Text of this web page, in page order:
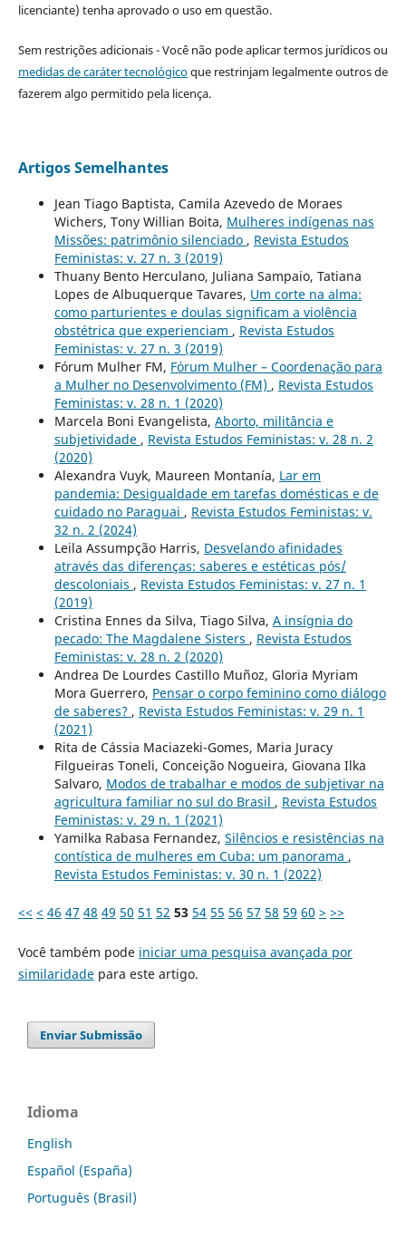
licenciante) tenha aprovado o uso em questão.
Sem restrições adicionais - Você não pode aplicar termos jurídicos ou
medidas de caráter tecnológicoque restrinjam legalmente outros de
fazerem algo permitido pela licença.
Artigos Semelhantes
Jean Tiago Baptista, Camila Azevedo de Moraes
Wichers, Tony Willian Boita, Mulheres indígenas nas
Missões: patrimônio silenciado , Revista Estudos
Feministas: v. 27 n. 3 (2019)
Thuany Bento Herculano, Juliana Sampaio, Tatiana
Lopes de Albuquerque Tavares, Um corte na alma:
como parturientes e doulas significam a violência
obstétrica que experienciam , Revista Estudos
Feministas: v. 27 n. 3 (2019)
Fórum Mulher FM, Fórum Mulher – Coordenação para
a Mulher no Desenvolvimento (FM) , Revista Estudos
Feministas: v. 28 n. 1 (2020)
Marcela Boni Evangelista, Aborto, militância e
subjetividade , Revista Estudos Feministas: v. 28 n. 2
(2020)
Alexandra Vuyk, Maureen Montanía, Lar em
pandemia: Desigualdade em tarefas domésticas e de
cuidado no Paraguai , Revista Estudos Feministas: v.
32 n. 2 (2024)
Leila Assumpção Harris, Desvelando afinidades
através das diferenças: saberes e estéticas pós/
descoloniais , Revista Estudos Feministas: v. 27 n. 1
(2019)
Cristina Ennes da Silva, Tiago Silva, A insígnia do
pecado: The Magdalene Sisters , Revista Estudos
Feministas: v. 28 n. 2 (2020)
Andrea De Lourdes Castillo Muñoz, Gloria Myriam
Mora Guerrero, Pensar o corpo feminino como diálogo
de saberes? , Revista Estudos Feministas: v. 29 n. 1
(2021)
Rita de Cássia Maciazeki-Gomes, Maria Juracy
Filgueiras Toneli, Conceição Nogueira, Giovana Ilka
Salvaro, Modos de trabalhar e modos de subjetivar na
agricultura familiar no sul do Brasil , Revista Estudos
Feministas: v. 29 n. 1 (2021)
Yamilka Rabasa Fernandez, Silêncios e resistências na
contística de mulheres em Cuba: um panorama ,
Revista Estudos Feministas: v. 30 n. 1 (2022)
<< < 46 47 48 49 50 51 52 53 54 55 56 57 58 59 60 > >>
Você também pode iniciar uma pesquisa avançada por
similaridadepara este artigo.
Enviar Submissão
Idioma
English
Español (España)
Português (Brasil)